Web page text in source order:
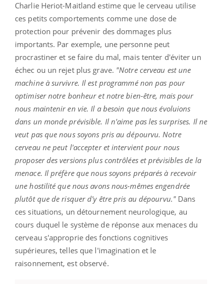
Charlie Heriot-Maitland estime que le cerveau utilise
ces petits comportements comme une dose de
protection pour prévenir des dommages plus
importants. Par exemple, une personne peut
procrastiner et se faire du mal, mais tenter d'éviter un
échec ou un rejet plus grave. "Notre cerveau est une
machine à survivre. Il est programmé non pas pour
optimiser notre bonheur et notre bien-être, mais pour
nous maintenir en vie. Il a besoin que nous évoluions
dans un monde prévisible. Il n'aime pas les surprises. Il ne
veut pas que nous soyons pris au dépourvu. Notre
cerveau ne peut l'accepter et intervient pour nous
proposer des versions plus contrôlées et prévisibles de la
menace. Il préfère que nous soyons préparés à recevoir
une hostilité que nous avons nous-mêmes engendrée
plutôt que de risquer d'y être pris au dépourvu."Dans
ces situations, un détournement neurologique, au
cours duquel le système de réponse aux menaces du
cerveau s'approprie des fonctions cognitives
supérieures, telles que l'imagination et le
raisonnement, est observé.